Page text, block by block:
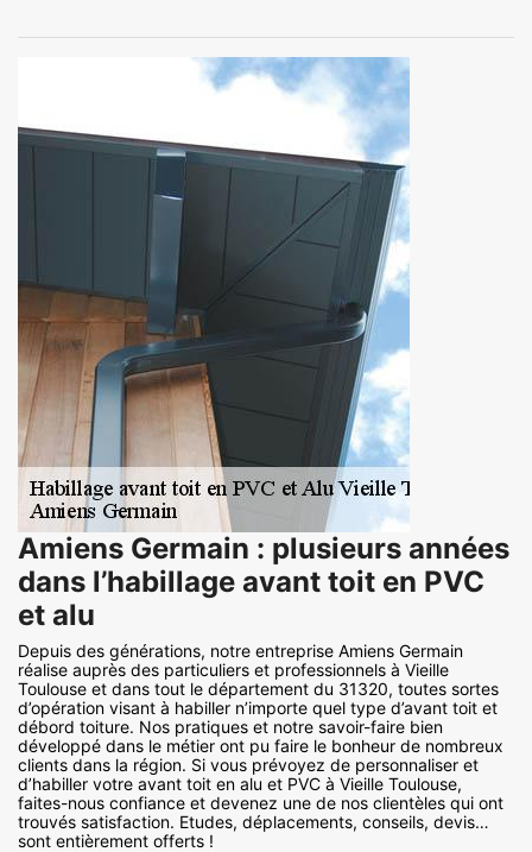
Amiens Germain : plusieurs années
dans l’habillage avant toit en PVC
et alu
Depuis des générations, notre entreprise Amiens Germain
réalise auprès des particuliers et professionnels à Vieille
Toulouse et dans tout le département du 31320, toutes sortes
d’opération visant à habiller n’importe quel type d’avant toit et
débord toiture. Nos pratiques et notre savoir-faire bien
développé dans le métier ont pu faire le bonheur de nombreux
clients dans la région. Si vous prévoyez de personnaliser et
d’habiller votre avant toit en alu et PVC à Vieille Toulouse,
faites-nous confiance et devenez une de nos clientèles qui ont
trouvés satisfaction. Etudes, déplacements, conseils, devis…
sont entièrement offerts !